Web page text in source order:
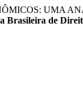
UMA
Brasileira de